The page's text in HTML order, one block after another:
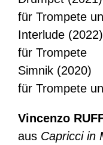
für Trompete
Interlude (2022)
für Trompete
Simnik (2020)
für Trompete
Vincenzo
aus Capricci in